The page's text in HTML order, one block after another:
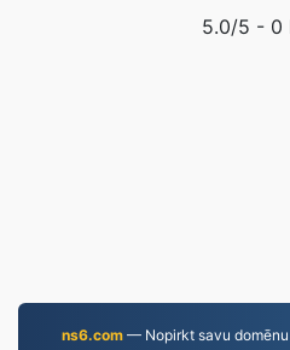
5.0/5 - 0
ns6.com— Nopirkt savu domēnu